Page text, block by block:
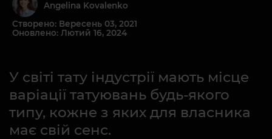
Angelina Kovalenko
Створено: Вересень 03, 2021
Оновлено: Лютий 16, 2024
У світі тату індустрії мають місце
варіації татуювань будь-якого
типу, кожне з яких для власника
має свій сенс.